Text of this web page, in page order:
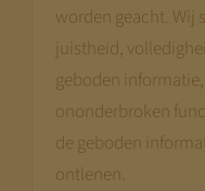
worden geacht. Wij
juistheid,
geboden
ononderbroken
de geboden
ontlenen.